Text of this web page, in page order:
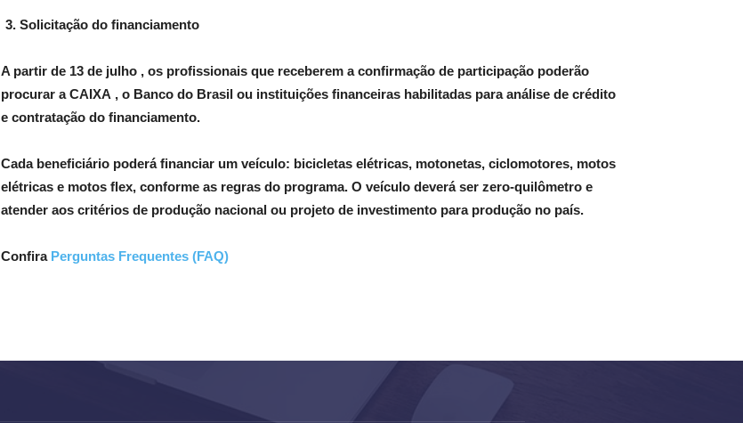
Solicitação do financiamento
A partir de 13 de julho , os profissionais que receberem a confirmação de participação poderão
procurar aCAIXA , o Banco do Brasil ou instituições financeiras habilitadas para análise de crédito
e contratação do financiamento.
Cada beneficiário poderá financiar um veículo: bicicletas elétricas, motonetas, ciclomotores, motos
elétricas e motos flex, conforme as regras do programa. O veículo deverá ser zero-quilômetro e
atender aos critérios de produção nacional ou projeto de investimento para produção no país.
Confira Perguntas Frequentes (FAQ)